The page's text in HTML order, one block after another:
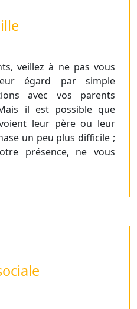
veillez à ne pas vous
égard par simple
avec vos parents
il est possible que
leur père ou leur
un peu plus difficile ;
présence, ne vous